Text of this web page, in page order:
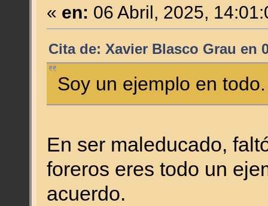
« en: 06 Abril, 2025,
Cita de: Xavier Blasco Grau en
Soy un ejemplo en
En ser maleducado,
foreros eres todo un
acuerdo.